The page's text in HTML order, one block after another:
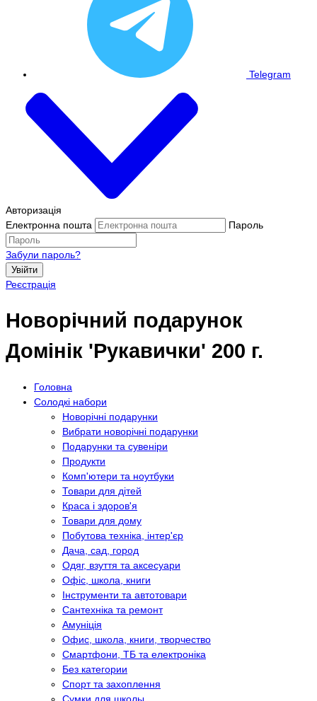
Telegram
Авторизація
Електронна пошта
Пароль
Забули пароль?
Увійти
Реєстрація
Новорічний подарунок
Домінік 'Рукавички' 200 г.
Головна
Солодкі набори
Новорічні подарунки
Вибрати новорічні подарунки
Подарунки та сувеніри
Продукти
Комп'ютери та ноутбуки
Товари для дітей
Краса і здоров'я
Товари для дому
Побутова техніка, інтер'єр
Дача, сад, город
Одяг, взуття та аксесуари
Офіс, школа, книги
Інструменти та автотовари
Сантехніка та ремонт
Амуніція
Офис, школа, книги, творчество
Смартфони, ТБ та електроніка
Без категории
Спорт та захоплення